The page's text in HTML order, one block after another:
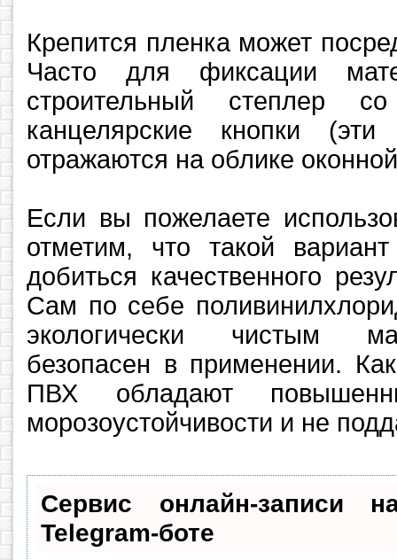
Крепится пленка может
Часто для фиксации
строительный степлер
канцелярские кнопки (эти
отражаются на облике
Если вы пожелаете
отметим, что такой
добиться качественного
Сам по себе
экологически чистым
безопасен в применении.
ПВХ обладают
морозоустойчивости и не
Сервис онлайн-записи
Telegram-боте